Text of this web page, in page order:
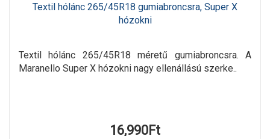
Textil hólánc 265/45R18 gumiabroncsra, Super X
hózokni
Textil hólánc 265/45R18 méretű gumiabroncsra. A
Maranello Super X hózokni nagy ellenállású szerke..
16,990Ft